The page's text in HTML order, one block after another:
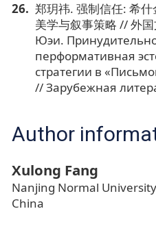
郑玥祎. 强制信任: 希
美学与叙事策略 // 外
Юэи.
перформативная
стратегии в
// Зарубежная
Author
Xulong Fang
Nanjing Normal
China